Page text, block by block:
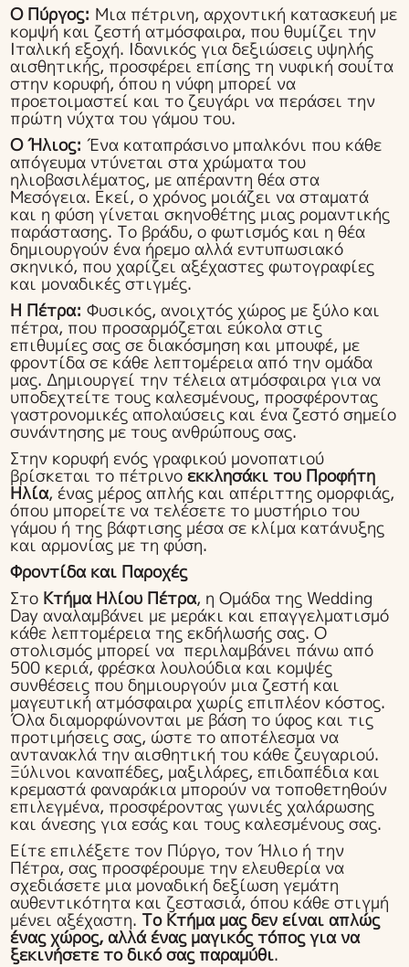
Ο Πύργος: Μια πέτρινη, αρχοντική κατασκευή με
κομψή και ζεστή ατμόσφαιρα, που θυμίζει την
Ιταλική εξοχή. Ιδανικός για δεξιώσεις υψηλής
αισθητικής, προσφέρει επίσης τη νυφική σουίτα
στην κορυφή, όπου η νύφη μπορεί να
προετοιμαστεί και το ζευγάρι να περάσει την
πρώτη νύχτα του γάμου του.
Ο Ήλιος: Ένα καταπράσινο μπαλκόνι που κάθε
απόγευμα ντύνεται στα χρώματα του
ηλιοβασιλέματος, με απέραντη θέα στα
Μεσόγεια. Εκεί, ο χρόνος μοιάζει να σταματά
και η φύση γίνεται σκηνοθέτης μιας ρομαντικής
παράστασης. Το βράδυ, ο φωτισμός και η θέα
δημιουργούν ένα ήρεμο αλλά εντυπωσιακό
σκηνικό, που χαρίζει αξέχαστες φωτογραφίες
και μοναδικές στιγμές.
Η Πέτρα: Φυσικός, ανοιχτός χώρος με ξύλο και
πέτρα, που προσαρμόζεται εύκολα στις
επιθυμίες σας σε διακόσμηση και μπουφέ, με
φροντίδα σε κάθε λεπτομέρεια από την ομάδα
μας. Δημιουργεί την τέλεια ατμόσφαιρα για να
υποδεχτείτε τους καλεσμένους, προσφέροντας
γαστρονομικές απολαύσεις και ένα ζεστό σημείο
συνάντησης με τους ανθρώπους σας.
Στην κορυφή ενός γραφικού μονοπατιού
βρίσκεται το πέτρινοεκκλησάκι του Προφήτη
Ηλία, ένας μέρος απλής και απέριττης ομορφιάς,
όπου μπορείτε να τελέσετε το μυστήριο του
γάμου ή της βάφτισης μέσα σε κλίμα κατάνυξης
και αρμονίας με τη φύση.
Φροντίδα και Παροχές
Στο Κτήμα Ηλίου Πέτρα, η Ομάδα της Wedding
Day αναλαμβάνει με μεράκι και επαγγελματισμό
κάθε λεπτομέρεια της εκδήλωσής σας. Ο
στολισμός μπορεί να περιλαμβάνει πάνω από
500 κεριά, φρέσκα λουλούδια και κομψές
συνθέσεις που δημιουργούν μια ζεστή και
μαγευτική ατμόσφαιρα χωρίς επιπλέον κόστος.
Όλα διαμορφώνονται με βάση το ύφος και τις
προτιμήσεις σας, ώστε το αποτέλεσμα να
αντανακλά την αισθητική του κάθε ζευγαριού.
Ξύλινοι καναπέδες, μαξιλάρες, επιδαπέδια και
κρεμαστά φαναράκια μπορούν να τοποθετηθούν
επιλεγμένα, προσφέροντας γωνιές χαλάρωσης
και άνεσης για εσάς και τους καλεσμένους σας.
Είτε επιλέξετε τον Πύργο, τον Ήλιο ή την
Πέτρα, σας προσφέρουμε την ελευθερία να
σχεδιάσετε μια μοναδική δεξίωση γεμάτη
αυθεντικότητα και ζεστασιά, όπου κάθε στιγμή
μένει αξέχαστη. Το Κτήμα μας δεν είναι απλώς
ένας χώρος, αλλά ένας μαγικός τόπος για να
ξεκινήσετε το δικό σας παραμύθι.